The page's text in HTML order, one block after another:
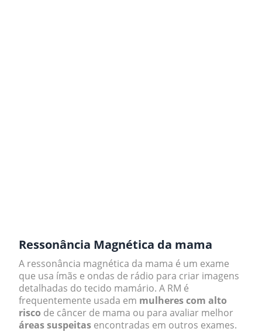
Ressonância Magnética da mama
A ressonância magnética da mama é um exame
que usa ímãs e ondas de rádio para criar imagens
detalhadas do tecido mamário. A RM é
frequentemente usada em mulheres com alto
risco de câncer de mama ou para avaliar melhor
áreas suspeitas encontradas em outros exames.